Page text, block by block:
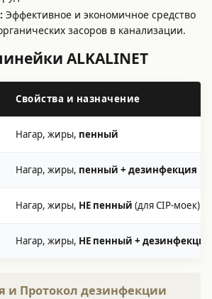
Эффективное и экономичное средство
засоров в канализации.
ALKALINET
Свойства и назначение
Нагар, жиры, пенный
Нагар, жиры, пенный + дезинфекция
Нагар, жиры, НЕ пенный (для CIP-моек)
Нагар, жиры, НЕ пенный + дезинфекция
и Протокол дезинфекции